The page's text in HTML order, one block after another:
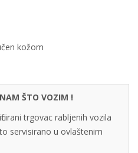
kožom
ŠTO VOZIM !
trgovac rabljenih vozila
servisirano u ovlaštenim